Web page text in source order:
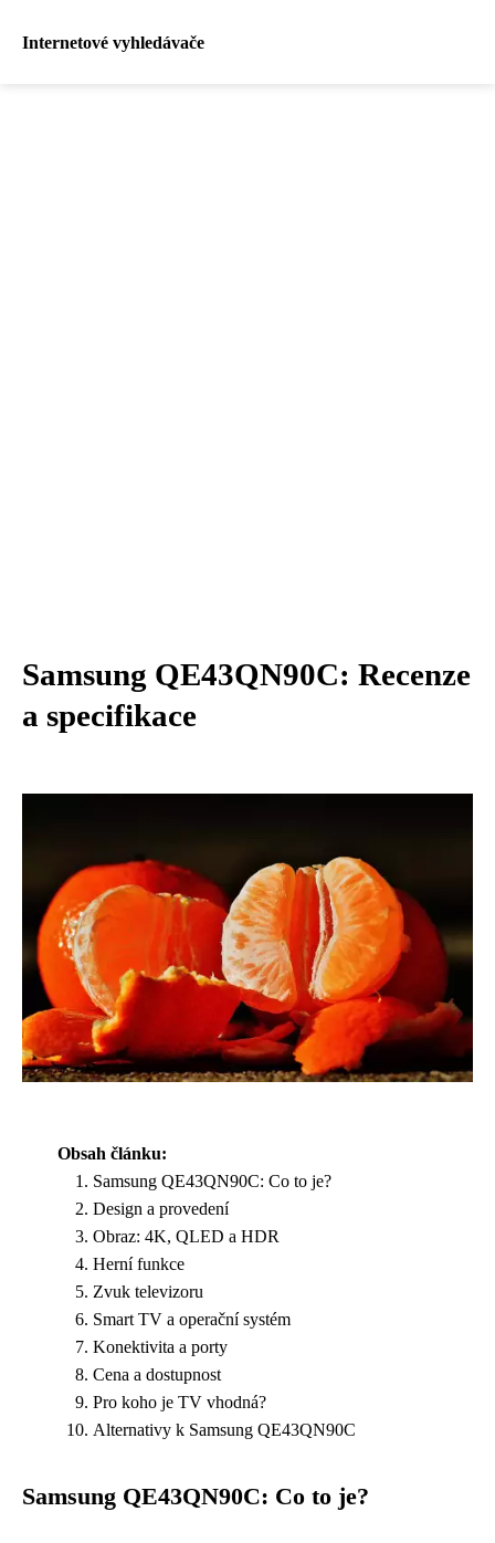
Internetové vyhledávače
Samsung QE43QN90C: Recenze
a specifikace
Obsah článku:
Samsung QE43QN90C: Co to je?
Design a provedení
Obraz: 4K, QLED a HDR
Herní funkce
Zvuk televizoru
Smart TV a operační systém
Konektivita a porty
Cena a dostupnost
Pro koho je TV vhodná?
Alternativy k Samsung QE43QN90C
Samsung QE43QN90C: Co to je?